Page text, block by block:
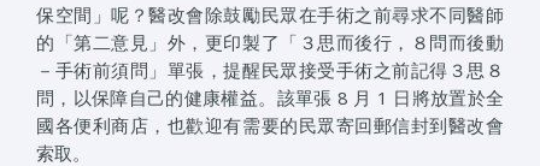
保空間」呢？醫改會除鼓勵民眾在手術之前尋求不同醫師
的「第二意見」外，更印製了「３思而後行，８問而後動
－手術前須問」單張，提醒民眾接受手術之前記得３思８
問，以保障自己的健康權益。該單張 8 月 1 日將放置於全
國各便利商店，也歡迎有需要的民眾寄回郵信封到醫改會
索取。